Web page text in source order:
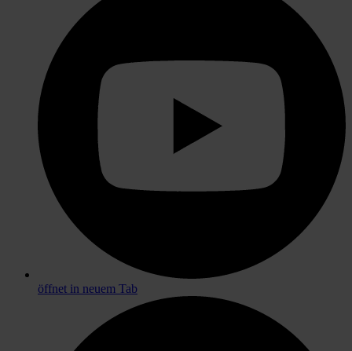
öffnet in neuem Tab